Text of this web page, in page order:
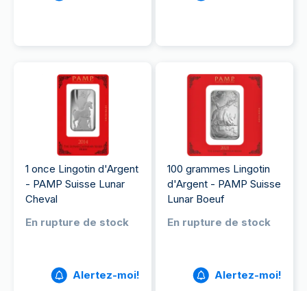
1 once Lingotin d'Argent
- PAMP Suisse Lunar
Cheval
En rupture de stock
Alertez-moi!
100 grammes Lingotin
d'Argent - PAMP Suisse
Lunar Boeuf
En rupture de stock
Alertez-moi!